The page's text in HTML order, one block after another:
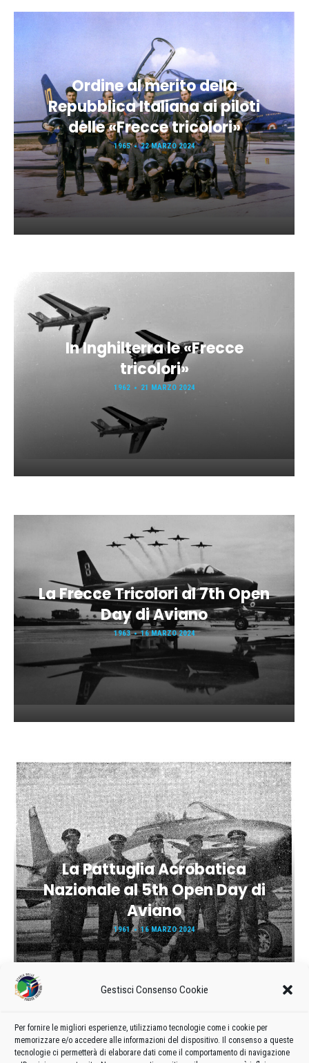
Gestisci Consenso Cookie
Per fornire le migliori esperienze, utilizziamo tecnologie come i cookie per
memorizzare e/o accedere alle informazioni del dispositivo. Il consenso a queste
tecnologie ci permetterà di elaborare dati come il comportamento di navigazione
Ordine al merito della
Repubblica Italiana ai piloti
delle «Frecce tricolori»
1965 22 MARZO 2024
In Inghilterra le «Frecce
tricolori»
1962 21 MARZO 2024
La Frecce Tricolori al 7th Open
Day di Aviano
1963 16 MARZO 2024
La Pattuglia Acrobatica
Nazionale al 5th Open Day di
Aviano
1961 16 MARZO 2024